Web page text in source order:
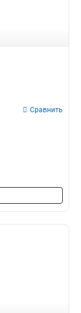
Сравнить